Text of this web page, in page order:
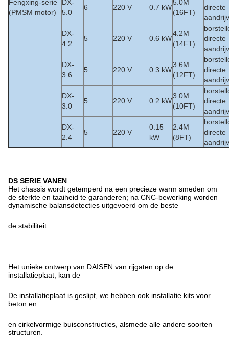
Fengxing-serie
(PMSM motor)
DX-
5.0
6 220 V 0.7 kW
5.0M
(16FT)
directe
DX-
4.2
5 220 V 0.6 kW
4.2M
(14FT)
directe
DX-
3.6
5 220 V 0.3 kW
3.6M
(12FT)
directe
DX-
3.0
5 220 V 0.2 kW
3.0M
(10FT)
directe
DX-
2.4
5 220 V
0.15
kW
2.4M
(8FT)
directe
DS SERIE VANEN
Het chassis wordt getemperd na een precieze warm smeden om
de sterkte en taaiheid te garanderen; na CNC-bewerking worden
dynamische balansdetecties uitgevoerd om de beste
de stabiliteit.
Het unieke ontwerp van DAISEN van rijgaten op de
installatieplaat, kan de
De installatieplaat is geslipt, we hebben ook installatie kits voor
beton en
en cirkelvormige buisconstructies, alsmede alle andere soorten
structuren.